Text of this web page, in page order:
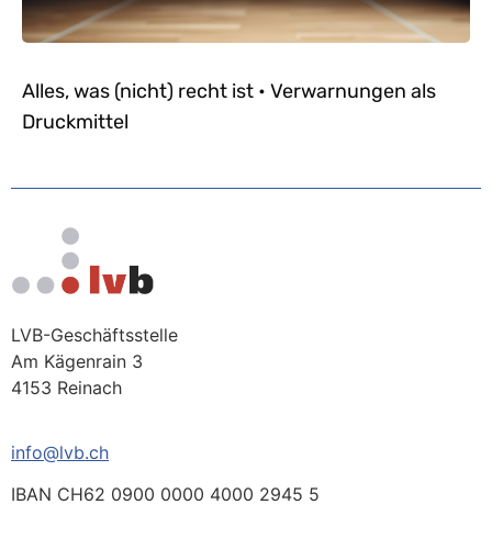
Alles, was (nicht) recht ist • Verwarnungen als
Druckmittel
LVB-Geschäftsstelle
Am Kägenrain 3
4153 Reinach
info@lvb.ch
IBAN CH62 0900 0000 4000 2945 5